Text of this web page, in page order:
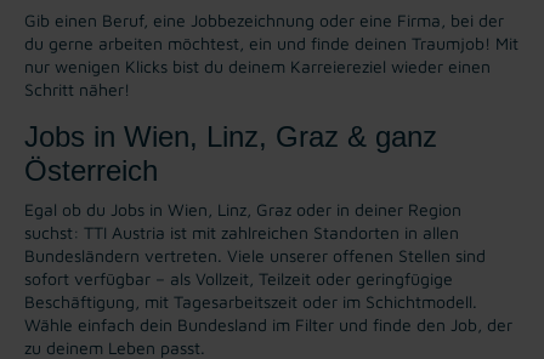
Gib einen Beruf, eine Jobbezeichnung oder eine Firma, bei der
du gerne arbeiten möchtest, ein und finde deinen Traumjob! Mit
nur wenigen Klicks bist du deinem Karreiereziel wieder einen
Schritt näher!
Jobs in Wien, Linz, Graz & ganz
Österreich
Egal ob du Jobs in Wien, Linz, Graz oder in deiner Region
suchst: TTI Austria ist mit zahlreichen Standorten in allen
Bundesländern vertreten. Viele unserer offenen Stellen sind
sofort verfügbar – als Vollzeit, Teilzeit oder geringfügige
Beschäftigung, mit Tagesarbeitszeit oder im Schichtmodell.
Wähle einfach dein Bundesland im Filter und finde den Job, der
zu deinem Leben passt.